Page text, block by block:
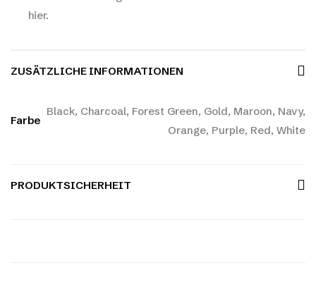
hier.
ZUSÄTZLICHE INFORMATIONEN
Farbe
Black, Charcoal, Forest Green, Gold, Maroon, Navy,
Orange, Purple, Red, White
PRODUKTSICHERHEIT